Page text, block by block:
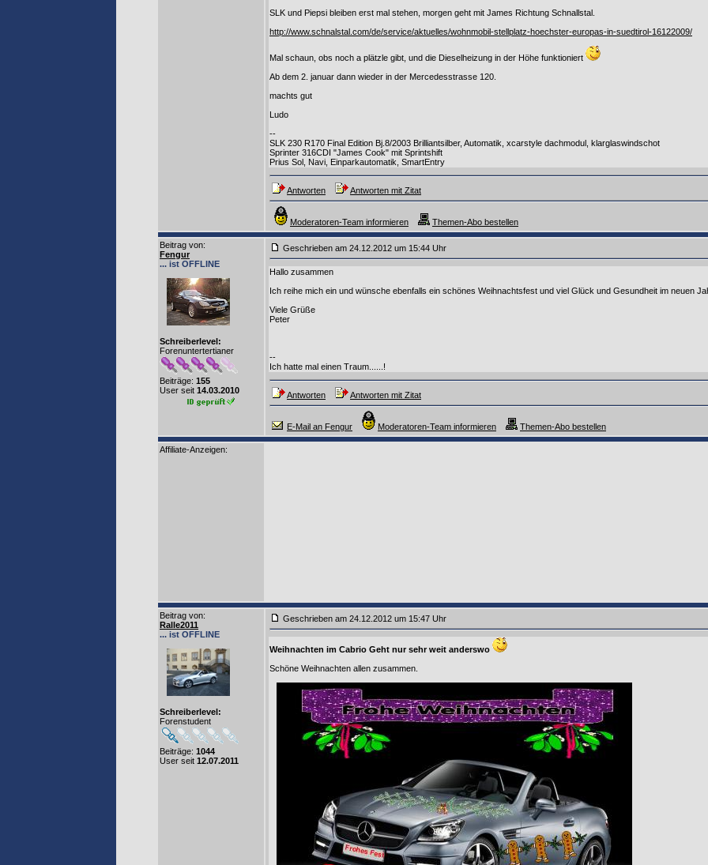
SLK und Piepsi bleiben erst mal stehen, morgen geht mit James Richtung Schnallstal.
http://www.schnalstal.com/de/service/aktuelles/wohnmobil-stellplatz-hoechster-europas-in-suedtirol-16122009/
Mal schaun, obs noch a plätzle gibt, und die Dieselheizung in der Höhe funktioniert
Ab dem 2. januar dann wieder in der Mercedesstrasse 120.
machts gut
Ludo
--
SLK 230 R170 Final Edition Bj.8/2003 Brilliantsilber, Automatik, xcarstyle dachmodul, klarglaswindschot
Sprinter 316CDI "James Cook" mit Sprintshift
Prius Sol, Navi, Einparkautomatik, SmartEntry
Antworten Antworten mit Zitat
Moderatoren-Team informieren Themen-Abo bestellen
Beitrag von:
Fengur
... ist OFFLINE
Schreiberlevel:
Forenuntertertianer
Beiträge: 155
User seit 14.03.2010
Geschrieben am 24.12.2012 um 15:44 Uhr
Hallo zusammen
Ich reihe mich ein und wünsche ebenfalls ein schönes Weihnachtsfest und viel Glück und Gesundheit im neuen
Viele Grüße
Peter
--
Ich hatte mal einen Traum......!
Antworten Antworten mit Zitat
E-Mail an Fengur Moderatoren-Team informieren Themen-Abo bestellen
Affiliate-Anzeigen:
Beitrag von:
Ralle2011
... ist OFFLINE
Schreiberlevel:
Forenstudent
Beiträge: 1044
User seit 12.07.2011
Geschrieben am 24.12.2012 um 15:47 Uhr
Weihnachten im Cabrio Geht nur sehr weit anderswo
Schöne Weihnachten allen zusammen.